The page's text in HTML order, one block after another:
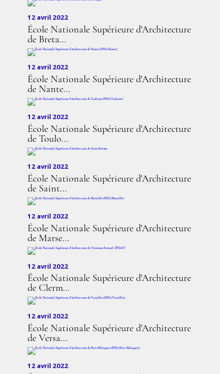
12 avril 2022
École Nationale Supérieure d'Architecture
de Breta...
12 avril 2022
École Nationale Supérieure d'Architecture
de Nante...
12 avril 2022
École Nationale Supérieure d'Architecture
de Toulo...
12 avril 2022
École Nationale Supérieure d'Architecture
de Saint...
12 avril 2022
École Nationale Supérieure d'Architecture
de Marse...
12 avril 2022
École Nationale Supérieure d'Architecture
de Clerm...
12 avril 2022
École Nationale Supérieure d'Architecture
de Versa...
12 avril 2022